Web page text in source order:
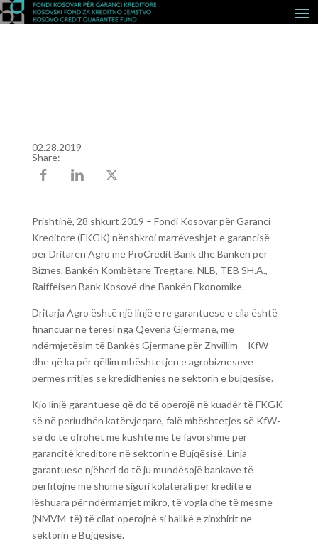
02.28.2019
Share:
Prishtinë, 28 shkurt 2019 – Fondi Kosovar për Garanci
Kreditore (FKGK) nënshkroi marrëveshjet e garancisë
për Dritaren Agro me ProCredit Bank dhe Bankën për
Biznes, Bankën Kombëtare Tregtare, NLB, TEB SH.A.,
Raiffeisen Bank Kosovë dhe Bankën Ekonomike.
Dritarja Agro është një linjë e re garantuese e cila është
financuar në tërësi nga Qeveria Gjermane, me
ndërmjetësim të Bankës Gjermane për Zhvillim – KfW
dhe që ka për qëllim mbështetjen e agrobizneseve
përmes rritjes së kredidhënies në sektorin e bujqësisë.
Kjo linjë garantuese që do të operojë në kuadër të FKGK-
së në periudhën katërvjeqare, falë mbështetjes së KfW-
së do të ofrohet me kushte më të favorshme për
garancitë kreditore në sektorin e Bujqësisë. Linja
garantuese njëheri do të ju mundësojë bankave të
përfitojnë më shumë siguri kolaterali për kreditë e
lëshuara për ndërmarrjet mikro, të vogla dhe të mesme
(NMVM-të) të cilat operojnë si hallkë e zinxhirit ne
sektorin e Bujqësisë.